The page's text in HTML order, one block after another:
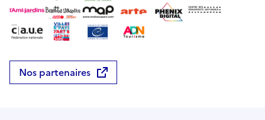
Nos partenaires